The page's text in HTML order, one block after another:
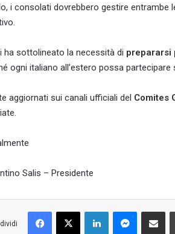
i consolati dovrebbero gestire
ha sottolineato la necessità di prepararsi
ogni italiano all’estero possa partecipare
aggiornati sui canali ufficiali del Comites
Salis – Presidente
Facebook
X LinkedInMessenger